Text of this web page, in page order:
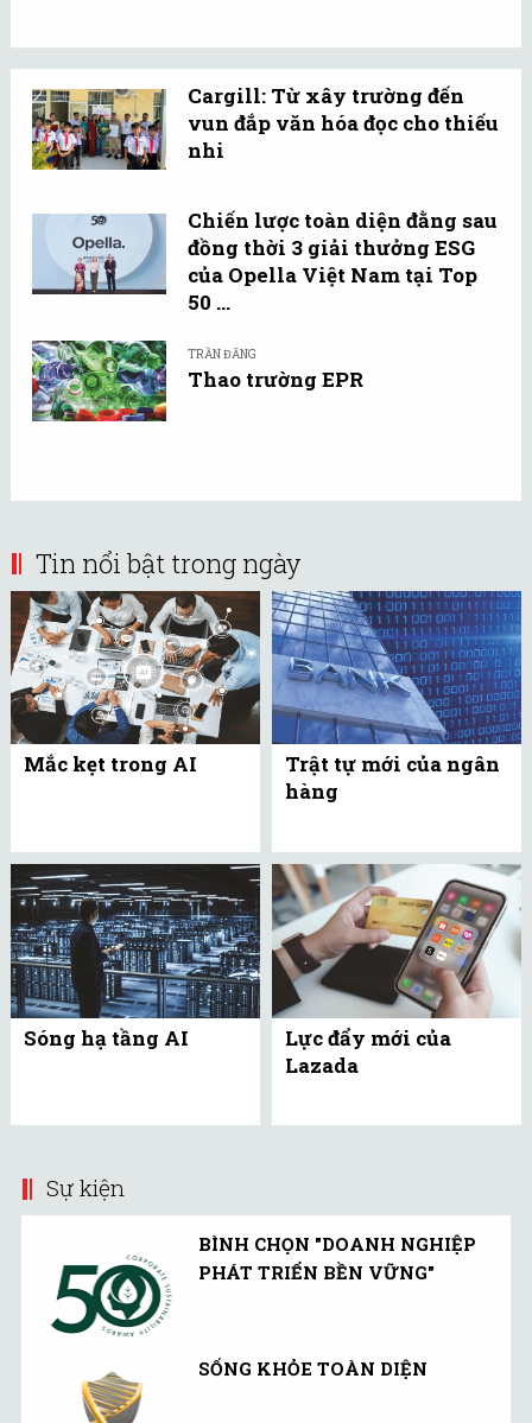
Cargill: Từ xây trường đến
vun đắp văn hóa đọc cho thiếu
nhi
Chiến lược toàn diện đằng sau
đồng thời 3 giải thưởng ESG
của Opella Việt Nam tại Top
50 ...
TRẦN ĐĂNG
Thao trường EPR
Tin nổi bật trong ngày
Mắc kẹt trong AI
Trật tự mới của ngân
hàng
Sóng hạ tầng AI
Lực đẩy mới của
Lazada
Sự kiện
BÌNH CHỌN "DOANH NGHIỆP
PHÁT TRIỂN BỀN VỮNG"
SỐNG KHỎE TOÀN DIỆN